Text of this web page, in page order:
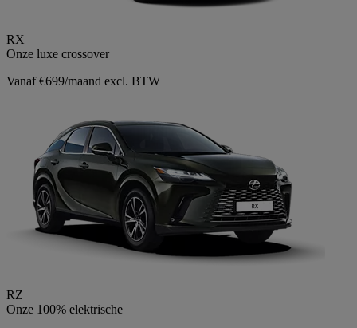
RX
Onze luxe crossover
Vanaf €699/maand excl. BTW
RZ
Onze 100% elektrische